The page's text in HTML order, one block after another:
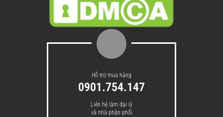
Hỗ trợ mua hàng
0901.754.147
Liên hệ làm đại lý
và nhà phân phối